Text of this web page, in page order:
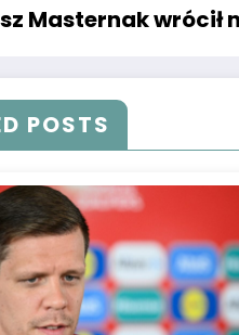
Masternak
POSTS